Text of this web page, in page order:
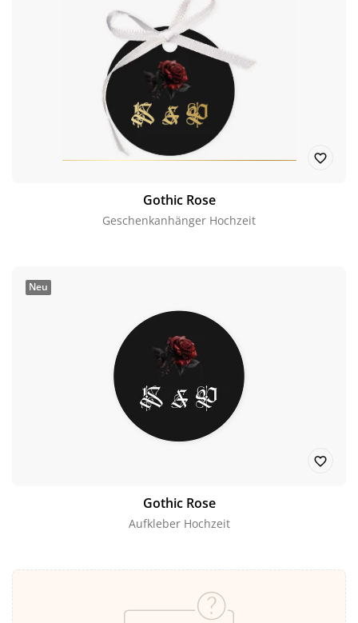
Gothic Rose
Geschenkanhänger Hochzeit
Neu
Gothic Rose
Aufkleber Hochzeit